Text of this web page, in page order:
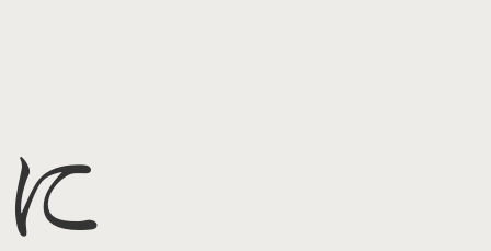
に